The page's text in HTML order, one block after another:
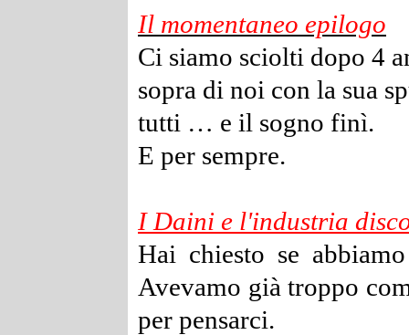
Il momentaneo epilogo
Ci siamo sciolti dopo 4
sopra di noi con la sua
tutti … e il sogno finì.
E per sempre.
I Daini e l'industria
Hai chiesto se
Avevamo già troppo
per pensarci.